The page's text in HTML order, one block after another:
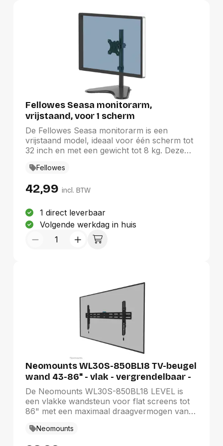
VESA gatenpatroon van 75x75 mm of
100x100 mm. Heeft u een afwijkend (groter)
gatenpatroon, dan kunt u dit oplossen met
een van onze VESA verloopplaten.
Fellowes Seasa monitorarm,
vrijstaand, voor 1 scherm
De Fellowes Seasa monitorarm is een
vrijstaand model, ideaal voor één scherm tot
32 inch en met een gewicht tot 8 kg. Deze
nek, schouders en ogen, wat bijdraagt aan
verzwaarde voet voor stabiliteit, biedt de arm
een kanteling van +/- 45°. De geïntegreerde
kabelgeleider houdt snoeren georganiseerd,
waardoor uw werkruimte netjes blijft.
Fellowes
42,99 incl. BTW
1 direct leverbaar
Volgende werkdag in huis
Neomounts WL30S-850BL18 TV-beugel
wand 43-86" - vlak - vergrendelbaar -
snelle installatie
De Neomounts WL30S-850BL18 LEVEL is
een vlakke wandsteun voor flat screens tot
86" met een maximaal draagvermogen van
en niveauverstelling beschikbaar.De LEVEL-
Neomounts